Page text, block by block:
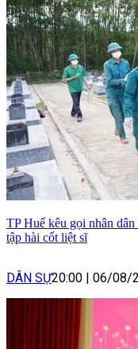
TP Huế kêu gọi nhân
tập hài cốt liệt sĩ
DÂN SỰ20:00 | 06/08/